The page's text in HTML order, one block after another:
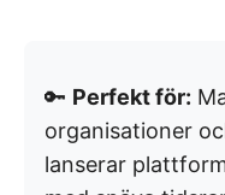
🔑 Perfekt för:
organisationer
lanserar